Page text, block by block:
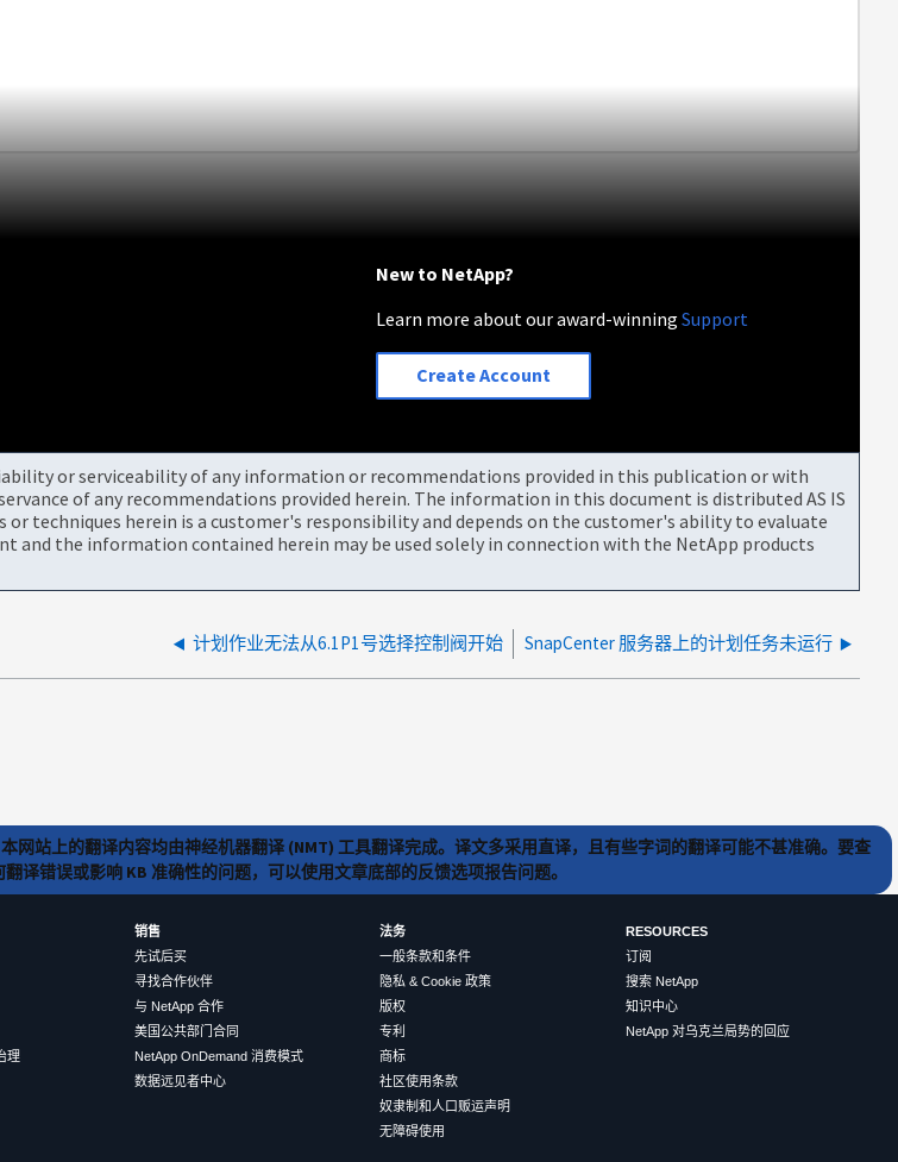
New to NetApp?
Learn more about our award-winningSupport
Create Account
or serviceability of any information or recommendations provided in this publication or with
of any recommendations provided herein. The information in this document is distributed AS IS
techniques herein is a customer's responsibility and depends on the customer's ability to evaluate
the information contained herein may be used solely in connection with the NetApp products
计划作业无法从6.1P1号选择控制阀开始 SnapCenter 服务器上的计划任务未运行
网站上的翻译内容均由神经机器翻译 (NMT) 工具翻译完成。译文多采用直译，且有些字词的翻译可能不甚准确。要查
译错误或影响 KB 准确性的问题，可以使用文章底部的反馈选项报告问题。
理
销售
先试后买
寻找合作伙伴
与 NetApp 合作
美国公共部门合同
NetApp OnDemand 消费模式
数据远见者中心
法务
一般条款和条件
隐私 & Cookie 政策
版权
专利
商标
社区使用条款
奴隶制和人口贩运声明
无障碍使用
RESOURCES
订阅
搜索 NetApp
知识中心
NetApp 对乌克兰局势的回应